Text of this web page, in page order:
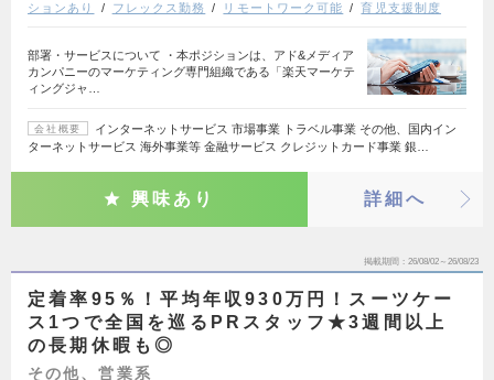
ションあり
フレックス勤務 リモートワーク可能 育児支援制度
部署・サービスについて ・本ポジションは、アド&メディア
カンパニーのマーケティング専門組織である「楽天マーケテ
ィングジャ…
会社概要
インターネットサービス 市場事業 トラベル事業 その他、国内イン
ターネットサービス 海外事業等 金融サービス クレジットカード事業 銀…
興味あり 詳細へ
掲載期間 26/08/02～26/08/23
定着率95％！平均年収930万円！スーツケー
ス1つで全国を巡るPRスタッフ★3週間以上
の長期休暇も◎
その他、営業系